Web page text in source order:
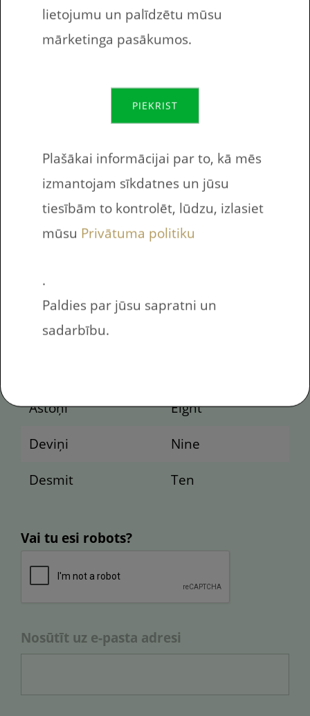
bērnam ir jāaizpilda tukšie kvadrāti, lai
veidotos tulkojums vārdam Latviešu
Viens
One
Divi
Two
Trīs
Three
Pieci
Five
Seši
Astoņi
Eight
Deviņi
Nine
Desmit
Ten
Vai tu esi robots?
Nosūtīt uz e-pasta adresi
lietojumu un palīdzētu mūsu
mārketinga pasākumos.
PIEKRIST
Plašākai informācijai par to, kā mēs
izmantojam sīkdatnes un jūsu
tiesībām to kontrolēt, lūdzu, izlasiet
mūsu Privātuma politiku
.
Paldies par jūsu sapratni un
sadarbību.